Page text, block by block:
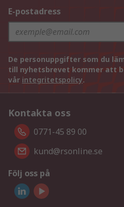
E-postadress
De personuppgifter som du
till nyhetsbrevet kommer att
vår integritetspolicy.
Kontakta oss
0771-45 89 00
kund@rsonline.se
Följ oss på